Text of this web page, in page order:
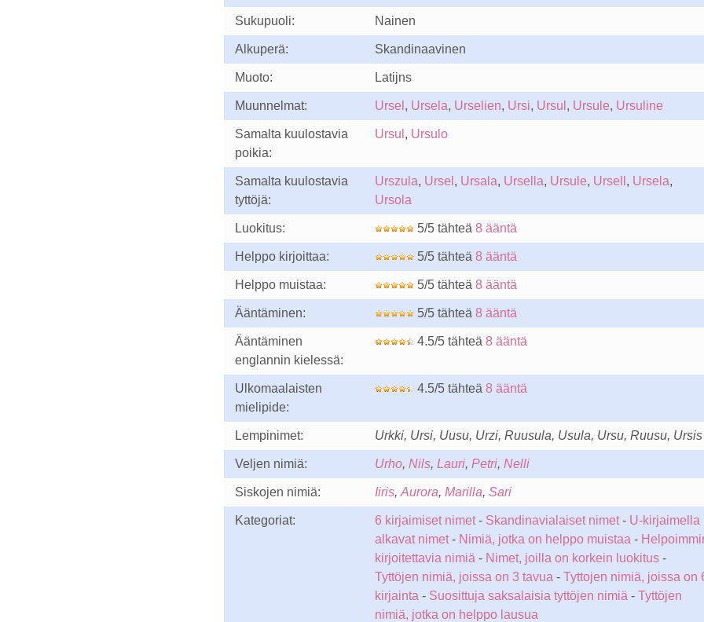
Sukupuoli: Nainen
Alkuperä: Skandinaavinen
Muoto: Latijns
Muunnelmat: Ursel , Ursela, Urselien, Ursi, Ursul , Ursule, Ursuline
Samalta kuulostavia
poikia:
Ursul , Ursulo
Samalta kuulostavia
tyttöjä:
Urszula, Ursel , Ursala, Ursella, Ursule, Ursell , Ursela,
Ursola
Luokitus: 5/5 tähteä 8 ääntä
Helppo kirjoittaa: 5/5 tähteä 8 ääntä
Helppo muistaa: 5/5 tähteä 8 ääntä
Ääntäminen: 5/5 tähteä 8 ääntä
Ääntäminen
englannin kielessä:
4.5/5 tähteä 8 ääntä
Ulkomaalaisten
mielipide:
4.5/5 tähteä 8 ääntä
Lempinimet: Urkki, Ursi, Uusu, Urzi, Ruusula, Usula, Ursu, Ruusu, Ursis
Veljen nimiä: Urho, Nils, Lauri, Petri, Nelli
Siskojen nimiä: Iiris, Aurora, Marilla, Sari
Kategoriat: 6 kirjaimiset nimet- Skandinavialaiset nimet- U-kirjaimella
alkavat nimet- Nimiä, jotka on helppo muistaa -
kirjoitettavia nimiä - Nimet, joilla on korkein luokitus-
Tyttöjen nimiä, joissa on 3 tavua - Tyttojen nimiä, joissa on
kirjainta - Suosittuja saksalaisia tyttöjen nimiä - Tyttöjen
nimiä, jotka on helppo lausua